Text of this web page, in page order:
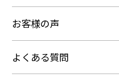
お客様の声
よくある質問